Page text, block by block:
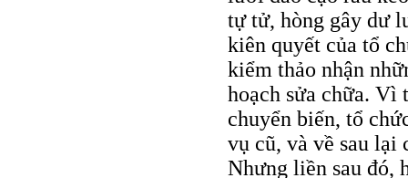
tự tử, hòng gây dư
kiên quyết của tổ
kiểm thảo nhận
hoạch sửa chữa. Vì
chuyển biến, tổ
vụ cũ, và về sau lại
Nhưng liền sau đó,